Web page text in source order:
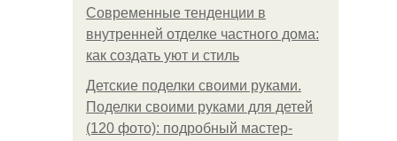
Современные тенденции в
внутренней отделке частного дома:
как создать уют и стиль
Детские поделки своими руками.
Поделки своими руками для детей
(120 фото): подробный мастер-